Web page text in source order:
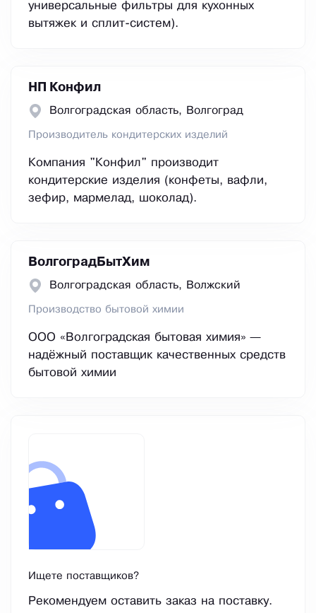
универсальные фильтры для кухонных
вытяжек и сплит-систем).
НП Конфил
Волгоградская область, Волгоград
Производитель кондитерских изделий
Компания "Конфил" производит
кондитерские изделия (конфеты, вафли,
зефир, мармелад, шоколад).
ВолгоградБытХим
Волгоградская область, Волжский
Производство бытовой химии
ООО «Волгоградская бытовая химия» —
надёжный поставщик качественных средств
бытовой химии
Ищете поставщиков?
Рекомендуем оставить заказ на поставку.